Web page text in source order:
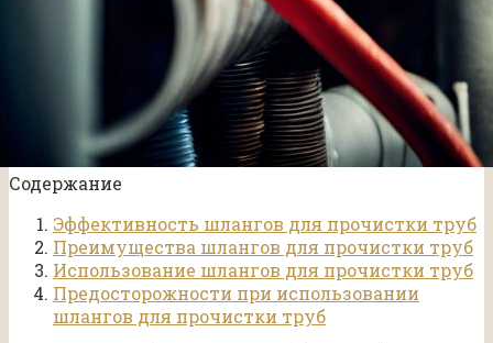
Содержание
Эффективность шлангов для прочистки труб
Преимущества шлангов для прочистки труб
Использование шлангов для прочистки труб
Предосторожности при использовании
шлангов для прочистки труб